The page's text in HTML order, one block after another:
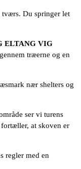
tværs. Du springer let
ELTANG VIG
træerne og en
nær shelters og
ser vi turens
at skoven er
regler med en